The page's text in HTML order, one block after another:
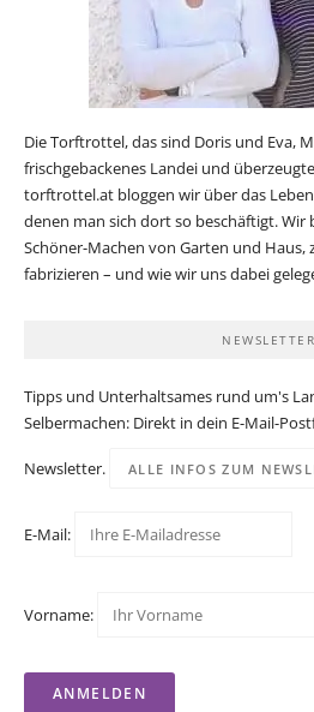
Die Torftrottel, das sind Doris und Eva,
frischgebackenes Landei und
torftrottel.at bloggen wir über das
denen man sich dort so beschäftigt. Wir
Schöner-Machen von Garten und Haus,
fabrizieren – und wie wir uns dabei
NEWSLETTER
Tipps und Unterhaltsames rund um's
Selbermachen: Direkt in dein E-Mail-
Newsletter. ALLE INFOS ZUM
E-Mail:
Vorname: